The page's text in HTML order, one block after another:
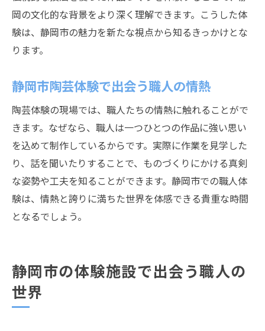
岡の文化的な背景をより深く理解できます。こうした体
験は、静岡市の魅力を新たな視点から知るきっかけとな
ります。
静岡市陶芸体験で出会う職人の情熱
陶芸体験の現場では、職人たちの情熱に触れることがで
きます。なぜなら、職人は一つひとつの作品に強い思い
を込めて制作しているからです。実際に作業を見学した
り、話を聞いたりすることで、ものづくりにかける真剣
な姿勢や工夫を知ることができます。静岡市での職人体
験は、情熱と誇りに満ちた世界を体感できる貴重な時間
となるでしょう。
静岡市の体験施設で出会う職人の
世界